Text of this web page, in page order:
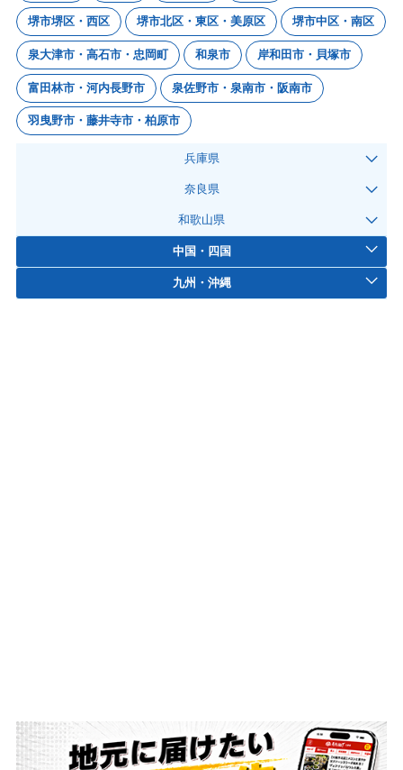
堺市堺区・西区 堺市北区・東区・美原区 堺市中区・南区
泉大津市・高石市・忠岡町 和泉市 岸和田市・貝塚市
富田林市・河内長野市 泉佐野市・泉南市・阪南市
羽曳野市・藤井寺市・柏原市
兵庫県
奈良県
和歌山県
中国・四国
九州・沖縄